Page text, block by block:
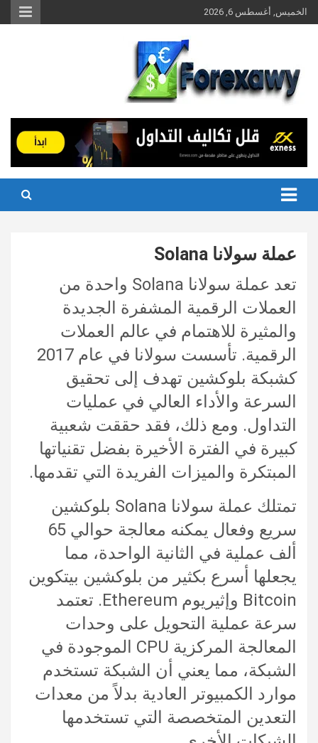
Skip
to
الخميس, أغسطس 6, 2026
عملة سولانا Solana
تعد عملة سولانا Solana واحدة من
العملات الرقمية المشفرة الجديدة
والمثيرة للاهتمام في عالم العملات
الرقمية. تأسست سولانا في عام 2017
كشبكة بلوكشين تهدف إلى تحقيق
السرعة والأداء العالي في عمليات
التداول. ومع ذلك، فقد حققت شعبية
كبيرة في الفترة الأخيرة بفضل تقنياتها
المبتكرة والميزات الفريدة التي تقدمها.
تمتلك عملة سولانا Solana بلوكشين
سريع وفعال يمكنه معالجة حوالي 65
ألف عملية في الثانية الواحدة، مما
يجعلها أسرع بكثير من بلوكشين بيتكوين
Bitcoin وإثيريوم Ethereum. تعتمد
سرعة عملية التحويل على وحدات
المعالجة المركزية CPU الموجودة في
الشبكة، مما يعني أن الشبكة تستخدم
موارد الكمبيوتر العادية بدلاً من معدات
التعدين المتخصصة التي تستخدمها